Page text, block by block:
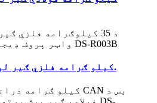
۳۵ کیلو ګرامه فلزي ګیر لوړ تورک ۷.